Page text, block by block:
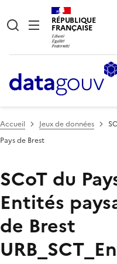
RÉPUBLIQUE
FRANÇAISE
Accueil Jeux de données
Pays de Brest
SCoT du
Entités
de Brest